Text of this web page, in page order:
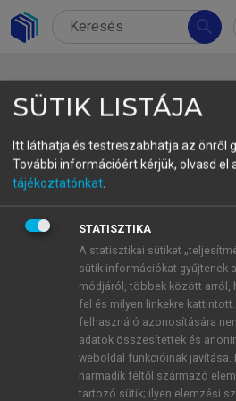
search
3.3. A ‑mOs-
tanulságai
Ha a látókörünket kissé
jelenségekből nyelvtörténeti
tanulságokat is levonhatunk.
Nyelvtörténeti
hangsúlyozni, hogy a‑mOs-
paradigmát a 19–20. század
SÜTIK LISTÁJA
Itt láthatja és testreszabhatja az önről
További információért kérjük, olvasd el
tájékoztatónkat.
STATISZTIKA
A statisztikai sütiket
sütik információkat gyűjtenek
módjáról, többek között arról,
fel és milyen linkekre
felhasználó azonosítására
adatok összesítettek és
weboldal funkcióinak javítása.
harmadik féltől származó
tartozó sütik; ilyen elemzési